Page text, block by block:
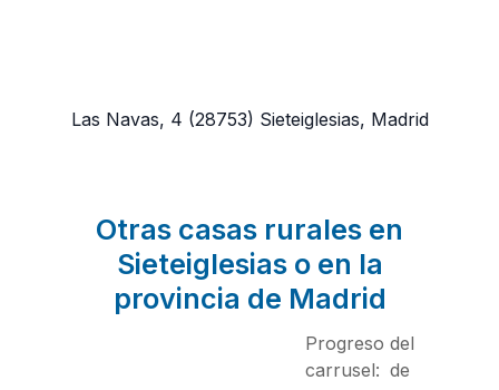
Las Navas, 4 (28753) Sieteiglesias, Madrid
Otras casas rurales en
Sieteiglesias o en la
provincia de Madrid
Progreso del
carrusel: de